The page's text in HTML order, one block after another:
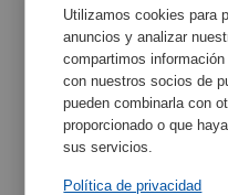
Utilizamos cookies para
anuncios y analizar
compartimos
con nuestros socios de
pueden combinarla con
proporcionado o que
sus servicios.
Política de privacidad